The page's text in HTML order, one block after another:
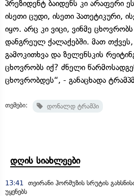
პრეზიდენტ ბაიდენს კი არაფერი
ისეთი ცუდი, ისეთი პათეტიკური,
იყო. არც კი ვიცი, ვინმე
დანგრეულ ქალაქებში. მათ
გამოკითხვა და ზელენსკის
ცხოვრობს იქ? ძნელი
ცხოვრობდეს“, - განაცხადა
თემები: დონალდ ტრამპი
დღის სიახლეები
13:41
თეირანი ჰორმუზის სრუტის
უყენებს